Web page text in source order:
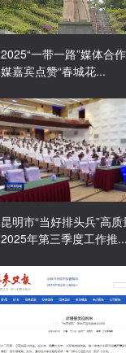
2025“一带一路”媒体合
媒嘉宾点赞“春城花...
昆明市“当好排头兵”高
2025年第三季度工作推